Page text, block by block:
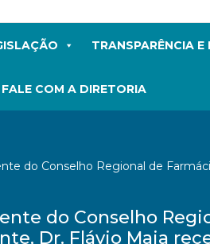
TRANSPARÊNCIA
FALE COM A DIRETORIA
do Conselho Regional de
do Conselho
Dr. Flávio Maia